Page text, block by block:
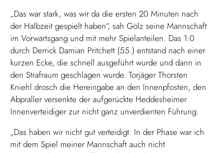
„Das war stark, was wir da die ersten 20 Minuten nach
der Halbzeit gespielt haben“, sah Gölz seine Mannschaft
im Vorwärtsgang und mit mehr Spielanteilen. Das 1:0
durch Derrick Damian Pritchett (55.) entstand nach einer
kurzen Ecke, die schnell ausgeführt wurde und dann in
den Strafraum geschlagen wurde. Torjäger Thorsten
Kniehl drosch die Hereingabe an den Innenpfosten, den
Abpraller versenkte der aufgerückte Heddesheimer
Innenverteidiger zur nicht ganz unverdienten Führung.
„Das haben wir nicht gut verteidigt. In der Phase war ich
mit dem Spiel meiner Mannschaft auch nicht